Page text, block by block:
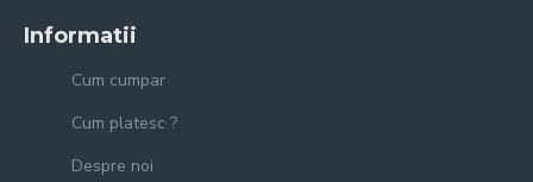
Informatii
Cum cumpar
Cum platesc ?
Despre noi